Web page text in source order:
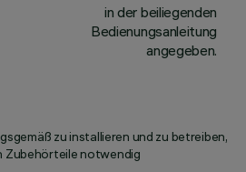
in der beiliegenden
Bedienungsanleitung
angegeben.
zu installieren und zu betreiben,
Zubehörteile notwendig